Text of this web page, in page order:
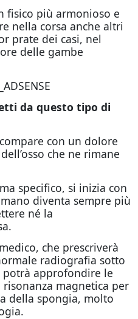
fisico più armonioso e
nella corsa anche altri
prate dei casi, nel
delle gambe
da questo tipo di
con un dolore
che ne rimane
specifico, si inizia con
diventa sempre più
né la
che prescriverà
radiografia sotto
potrà approfondire le
magnetica per
della spongia, molto